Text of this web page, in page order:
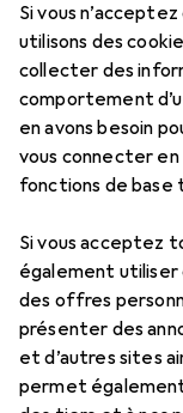
Si vous
utilisons des
collecter des
comportement
en avons besoin
vous connecter
fonctions de base
Si vous acceptez
également utiliser
des offres
présenter des
et d’autres sites
permet
Cette page reste
automatiquement
1. Brother
20 f
Le Brother
documents
couleur, conçu
bureau, qui
C'est ce que